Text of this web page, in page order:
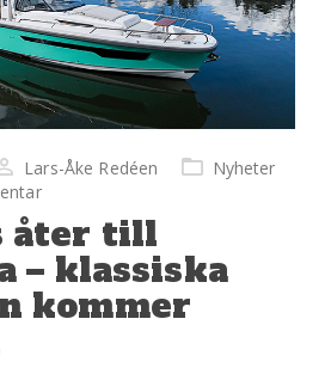
Lars-Åke Redéen
Nyheter
åter till
– klassiska
kommer